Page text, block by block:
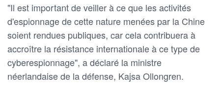
"Il est important de veiller à ce que les activités
d'espionnage de cette nature menées par la Chine
soient rendues publiques, car cela contribuera à
accroître la résistance internationale à ce type de
cyberespionnage", a déclaré la ministre
néerlandaise de la défense, Kajsa Ollongren.